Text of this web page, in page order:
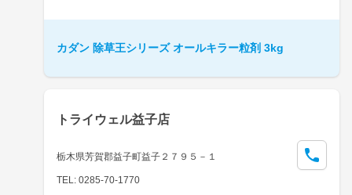
カダン 除草王シリーズ オールキラー粒剤 3kg
トライウェル益子店
栃木県芳賀郡益子町益子２７９５－１
TEL: 0285-70-1770